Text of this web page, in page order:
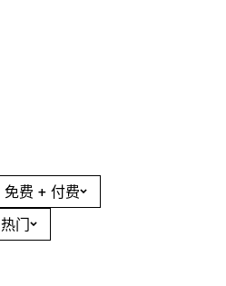
免费 + 付费
热门